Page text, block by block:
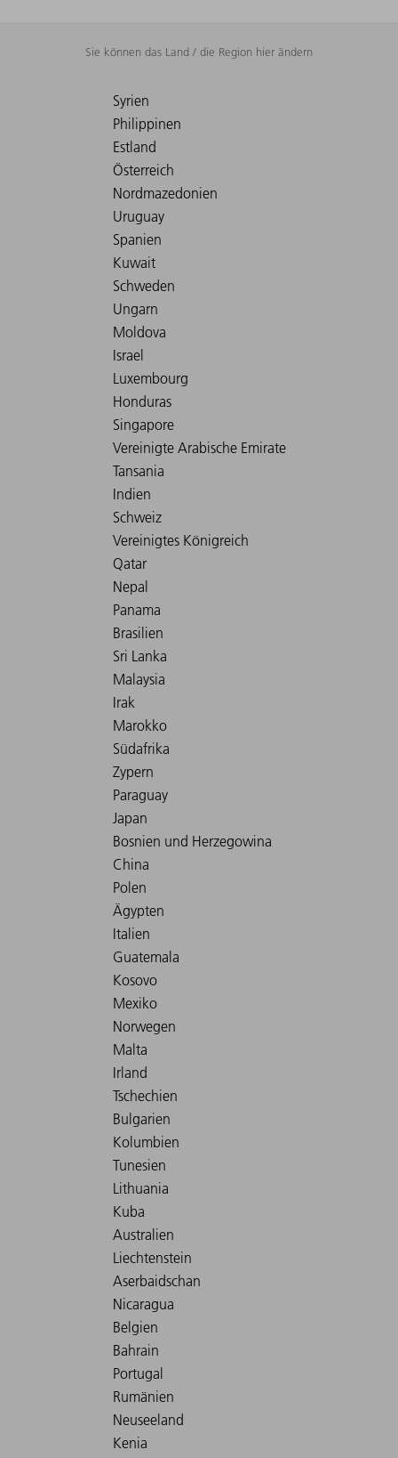
Sie können das Land / die Region hier ändern